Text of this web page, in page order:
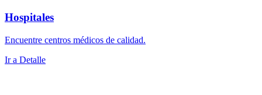
Hospitales
Encuentre centros médicos de calidad.
Ir a Detalle